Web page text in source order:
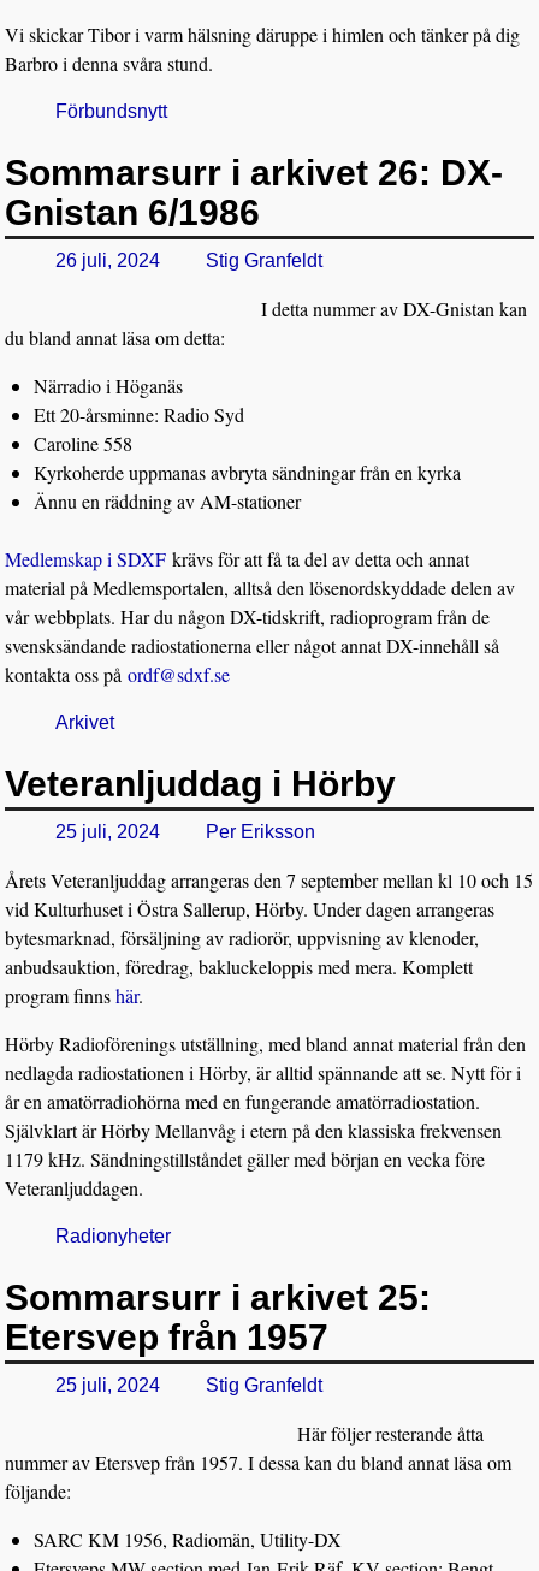
Vi skickar Tibor i varm hälsning däruppe i himlen och tänker på dig
Barbro i denna svåra stund.
Förbundsnytt
Sommarsurr i arkivet 26: DX-
Gnistan 6/1986
26 juli, 2024 Stig Granfeldt
I detta nummer av DX-Gnistan kan
du bland annat läsa om detta:
Närradio i Höganäs
Ett 20-årsminne: Radio Syd
Caroline 558
Kyrkoherde uppmanas avbryta sändningar från en kyrka
Ännu en räddning av AM-stationer
Medlemskap i SDXF krävs för att få ta del av detta och annat
material på Medlemsportalen, alltså den lösenordskyddade delen av
vår webbplats. Har du någon DX-tidskrift, radioprogram från de
svensksändande radiostationerna eller något annat DX-innehåll så
kontakta oss påordf@sdxf.se
Arkivet
Veteranljuddag i Hörby
25 juli, 2024 Per Eriksson
Årets Veteranljuddag arrangeras den 7 september mellan kl 10 och 15
vid Kulturhuset i Östra Sallerup, Hörby. Under dagen arrangeras
bytesmarknad, försäljning av radiorör, uppvisning av klenoder,
anbudsauktion, föredrag, bakluckeloppis med mera. Komplett
program finnshär.
Hörby Radioförenings utställning, med bland annat material från den
nedlagda radiostationen i Hörby, är alltid spännande att se. Nytt för i
år en amatörradiohörna med en fungerande amatörradiostation.
Självklart är Hörby Mellanvåg i etern på den klassiska frekvensen
1179 kHz. Sändningstillståndet gäller med början en vecka före
Veteranljuddagen.
Radionyheter
Sommarsurr i arkivet 25:
Etersvep från 1957
25 juli, 2024 Stig Granfeldt
Här följer resterande åtta
nummer av Etersvep från 1957. I dessa kan du bland annat läsa om
följande:
SARC KM 1956, Radiomän, Utility-DX